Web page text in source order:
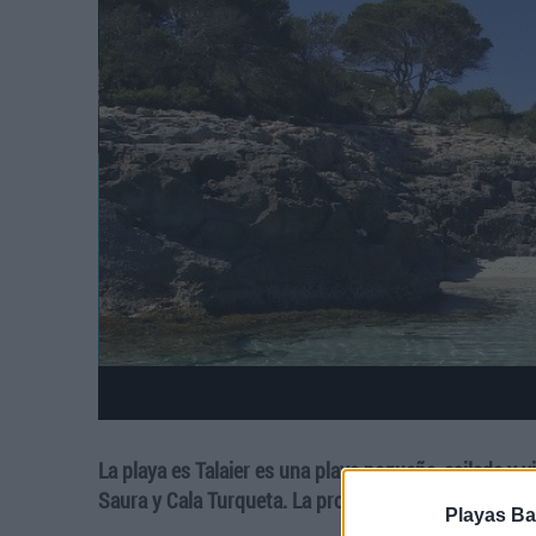
Playas
La playa es Talaier es una playa pequeña, asilada
Saura y Cala Turqueta. La profundidad del